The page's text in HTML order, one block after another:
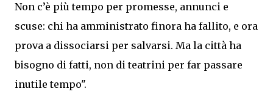
Non c’è più tempo per promesse, annunci e
scuse: chi ha amministrato finora ha fallito, e ora
prova a dissociarsi per salvarsi. Ma la città ha
bisogno di fatti, non di teatrini per far passare
inutile tempo".